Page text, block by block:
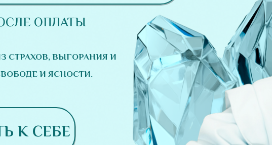
ОПЛАТЫ
СТРАХОВ, ВЫГОРАНИЯ И
И ЯСНОСТИ.
К СЕБЕ